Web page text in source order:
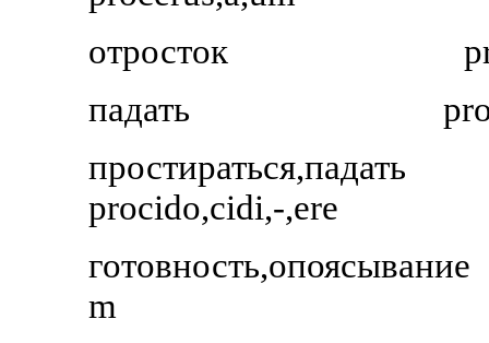
отросток
падать
простираться,падать
procido,cidi,-,ere
готовность,опоясывание
m